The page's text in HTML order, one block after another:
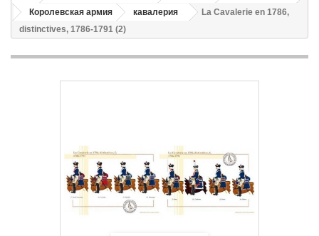
Королевская армия
кавалерия
La Cavalerie en 1786,
distinctives, 1786-1791 (2)